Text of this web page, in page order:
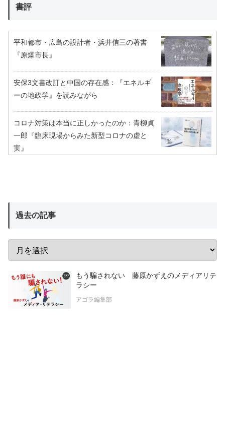
書評
平和都市・広島の設計者・浜井信三の著書
『原爆市長』
安保3文書改訂と中国の存在感：『エネルギ
ーの地政学』を読みながら
コロナ対策は本当に正しかったのか：青柳貞
一郎『臨床現場からみた新型コロナの虚と
実』
過去の記事
もう騙されない 藤原かずえのメディアリテ
ラシー
アゴラ編集部